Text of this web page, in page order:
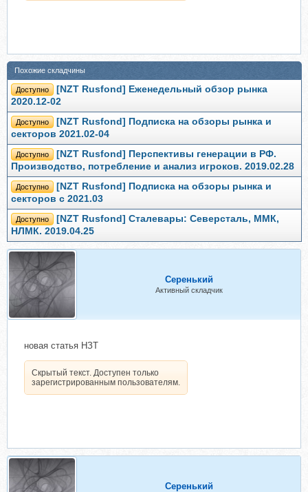
Похожие складчины
Доступно
[NZT Rusfond] Еженедельный обзор рынка
2020.12-02
Доступно
[NZT Rusfond] Подписка на обзоры рынка и
секторов 2021.02-04
Доступно
[NZT Rusfond] Перспективы генерации в РФ.
Производство, потребление и анализ игроков. 2019.02.28
Доступно
[NZT Rusfond] Подписка на обзоры рынка и
секторов с 2021.03
Доступно
[NZT Rusfond] Сталевары: Северсталь, ММК,
НЛМК. 2019.04.25
Серенький
Активный складчик
новая статья НЗТ
Скрытый текст. Доступен только
зарегистрированным пользователям.
Серенький